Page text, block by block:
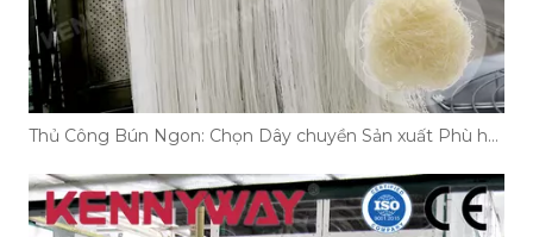
Thủ Công Bún Ngon: Chọn Dây chuyền Sản xuất Phù hợp!